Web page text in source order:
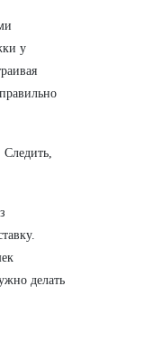
у
Следить,
делать